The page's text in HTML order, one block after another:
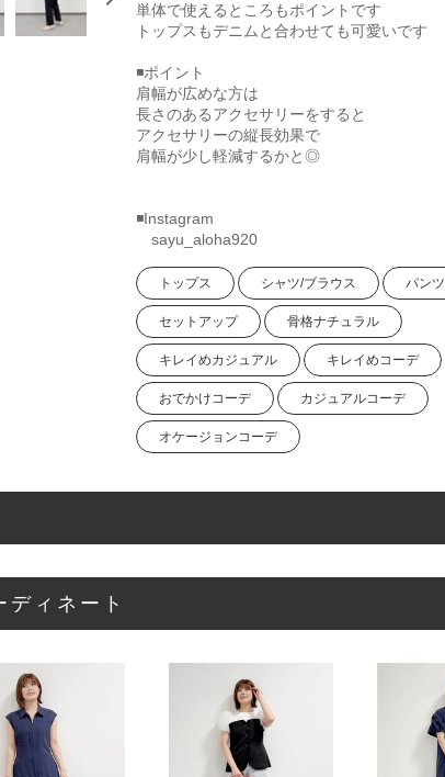
単体で使えるところもポイントです
トップスもデニムと合わせても可愛いです
◾️ポイント
肩幅が広めな方は
長さのあるアクセサリーをすると
アクセサリーの縦長効果で
肩幅が少し軽減するかと◎
◾️Instagram
sayu_aloha920
トップス シャツ/ブラウス パンツ
セットアップ 骨格ナチュラル
キレイめカジュアル キレイめコーデ
おでかけコーデ カジュアルコーデ
オケージョンコーデ
ィネート